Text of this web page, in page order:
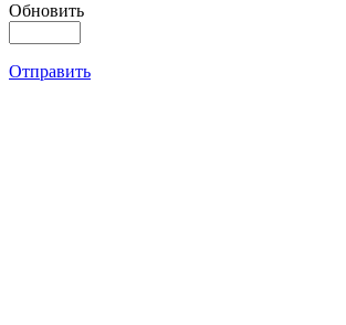
Обновить
Отправить